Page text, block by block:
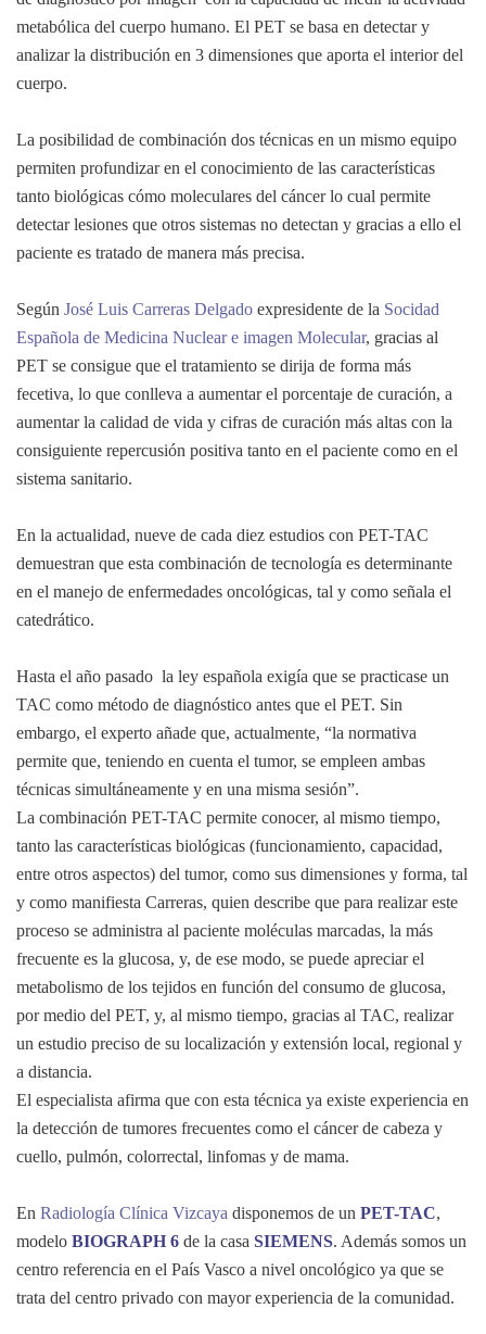
metabólica del cuerpo humano. El PET se basa en detectar y
analizar la distribución en 3 dimensiones que aporta el interior del
cuerpo.
La posibilidad de combinación dos técnicas en un mismo equipo
permiten profundizar en el conocimiento de las características
tanto biológicas cómo moleculares del cáncer lo cual permite
detectar lesiones que otros sistemas no detectan y gracias a ello el
paciente es tratado de manera más precisa.
Según José Luis Carreras Delgado expresidente de la Socidad
Española de Medicina Nuclear e imagen Molecular, gracias al
PET se consigue que el tratamiento se dirija de forma más
fecetiva, lo que conlleva a aumentar el porcentaje de curación, a
aumentar la calidad de vida y cifras de curación más altas con la
consiguiente repercusión positiva tanto en el paciente como en el
sistema sanitario.
En la actualidad, nueve de cada diez estudios con PET-TAC
demuestran que esta combinación de tecnología es determinante
en el manejo de enfermedades oncológicas, tal y como señala el
catedrático.
Hasta el año pasado la ley española exigía que se practicase un
TAC como método de diagnóstico antes que el PET. Sin
embargo, el experto añade que, actualmente, “la normativa
permite que, teniendo en cuenta el tumor, se empleen ambas
técnicas simultáneamente y en una misma sesión”.
La combinación PET-TAC permite conocer, al mismo tiempo,
tanto las características biológicas (funcionamiento, capacidad,
entre otros aspectos) del tumor, como sus dimensiones y forma, tal
y como manifiesta Carreras, quien describe que para realizar este
proceso se administra al paciente moléculas marcadas, la más
frecuente es la glucosa, y, de ese modo, se puede apreciar el
metabolismo de los tejidos en función del consumo de glucosa,
por medio del PET, y, al mismo tiempo, gracias al TAC, realizar
un estudio preciso de su localización y extensión local, regional y
a distancia.
El especialista afirma que con esta técnica ya existe experiencia en
la detección de tumores frecuentes como el cáncer de cabeza y
cuello, pulmón, colorrectal, linfomas y de mama.
En Radiología Clínica Vizcaya disponemos de un PET-TAC,
modelo BIOGRAPH 6 de la casa SIEMENS. Además somos un
centro referencia en el País Vasco a nivel oncológico ya que se
trata del centro privado con mayor experiencia de la comunidad.